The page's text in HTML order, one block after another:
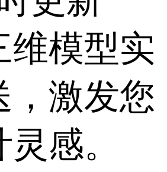
维模型实
，激发您
感。